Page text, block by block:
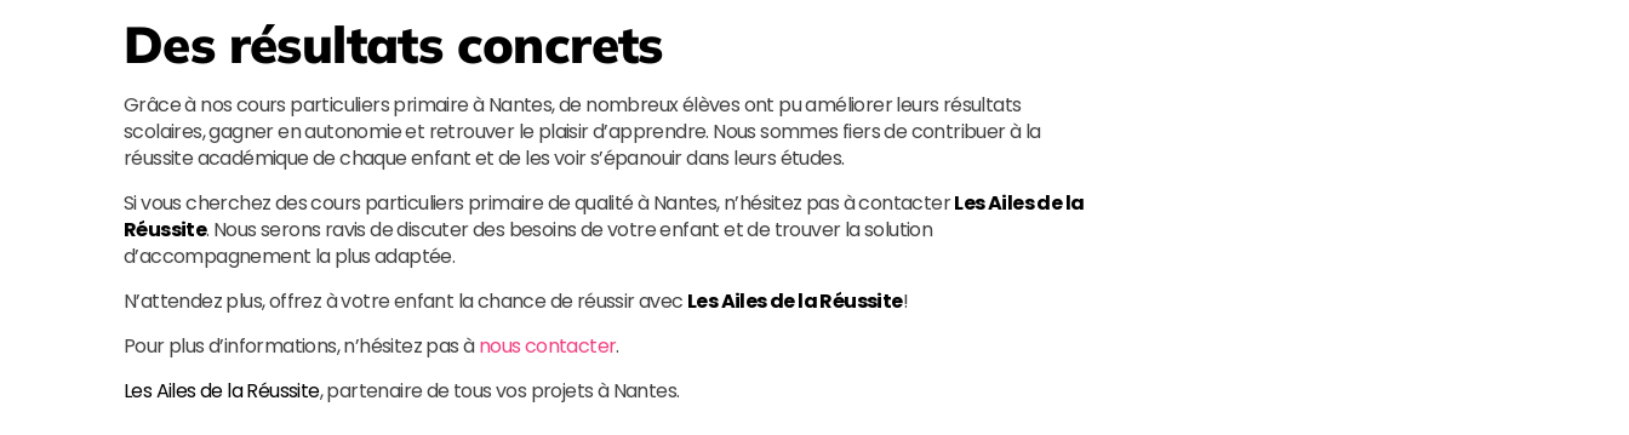
Des résultats concrets
Grâce à nos cours particuliers primaire à Nantes, de nombreux élèves ont pu améliorer leurs résultats
scolaires, gagner en autonomie et retrouver le plaisir d’apprendre. Nous sommes fiers de contribuer à la
réussite académique de chaque enfant et de les voir s’épanouir dans leurs études.
Si vous cherchez des cours particuliers primaire de qualité à Nantes, n’hésitez pas à contacterLes Ailes de la
Réussite. Nous serons ravis de discuter des besoins de votre enfant et de trouver la solution
d’accompagnement la plus adaptée.
N’attendez plus, offrez à votre enfant la chance de réussir avec Les Ailes de la Réussite!
Pour plus d’informations, n’hésitez pas ànous contacter.
Les Ailes de la Réussite, partenaire de tous vos projets à Nantes.